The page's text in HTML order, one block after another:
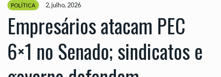
POLÍTICA 2, julho, 2026
Empresários atacam PEC
6×1 no Senado; sindicatos e